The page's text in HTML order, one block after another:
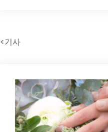
<기사